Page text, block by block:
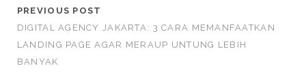
PREVIOUS POST
DIGITAL AGENCY JAKARTA: 3 CARA MEMANFAATKAN
LANDING PAGE AGAR MERAUP UNTUNG LEBIH
BANYAK